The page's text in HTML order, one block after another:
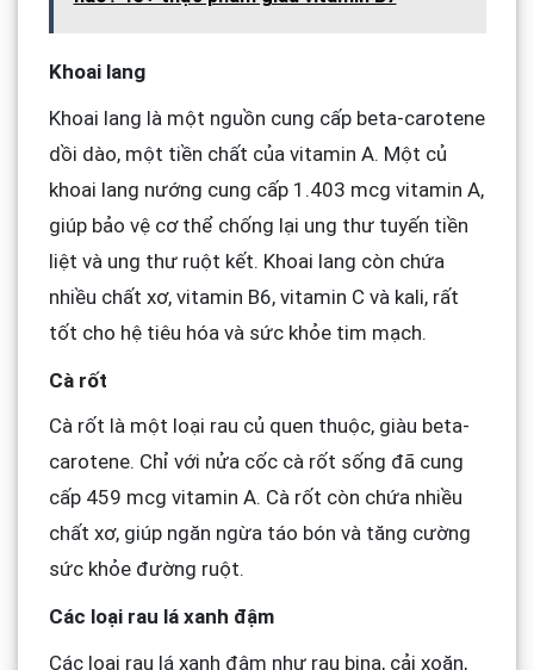
Khoai lang
Khoai lang là một nguồn cung cấp beta-carotene
dồi dào, một tiền chất của vitamin A. Một củ
khoai lang nướng cung cấp 1.403 mcg vitamin A,
giúp bảo vệ cơ thể chống lại ung thư tuyến tiền
liệt và ung thư ruột kết. Khoai lang còn chứa
nhiều chất xơ, vitamin B6, vitamin C và kali, rất
tốt cho hệ tiêu hóa và sức khỏe tim mạch.
Cà rốt
Cà rốt là một loại rau củ quen thuộc, giàu beta-
carotene. Chỉ với nửa cốc cà rốt sống đã cung
cấp 459 mcg vitamin A. Cà rốt còn chứa nhiều
chất xơ, giúp ngăn ngừa táo bón và tăng cường
sức khỏe đường ruột.
Các loại rau lá xanh đậm
Các loại rau lá xanh đậm như rau bina, cải xoăn,